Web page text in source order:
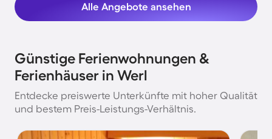
Alle Angebote ansehen
Günstige Ferienwohnungen &
Ferienhäuser in Werl
Entdecke preiswerte Unterkünfte mit hoher Qualität
und bestem Preis-Leistungs-Verhältnis.